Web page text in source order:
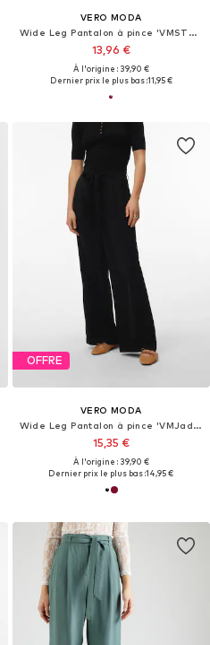
VERO MODA
Wide Leg Pantalon à pince 'VMSTEFFI'
13,96 €
À l'origine : 39,90 €
Dernier prix le plus bas :11,95 €
OFFRE
VERO MODA
Wide Leg Pantalon à pince 'VMJadina'
15,35 €
À l'origine : 39,90 €
Dernier prix le plus bas :14,95 €